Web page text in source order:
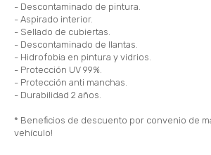
- Descontaminado de pintura.
- Aspirado interior.
- Sellado de cubiertas.
- Descontaminado de llantas.
- Hidrofobia en pintura y vidrios.
- Protección UV 99%.
- Protección anti manchas.
- Durabilidad 2 años.
* Beneficios de descuento por convenio de
vehículo!